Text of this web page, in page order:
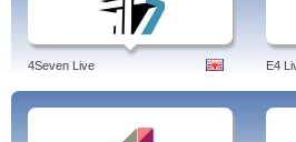
4Seven Live E4